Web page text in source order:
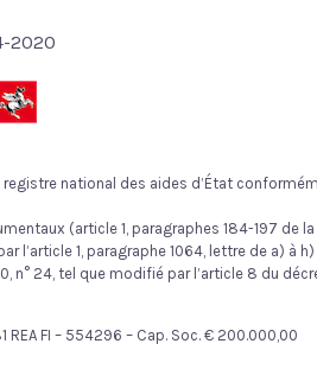
2020
national des aides d’État
(article 1, paragraphes 184-197 de
l’article 1, paragraphe 1064, lettre de a) à
24, tel que modifié par l’article 8 du
REA FI – 554296 – Cap. Soc. € 200.000,00